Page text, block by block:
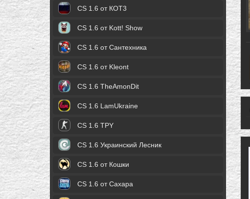
CS 1.6 от КОТ3
CS 1.6 от Kott! Show
CS 1.6 от Сантехника
CS 1.6 от Kleont
CS 1.6 TheAmonDit
CS 1.6 LamUkraine
CS 1.6 TPY
CS 1.6 Украинский Лесник
CS 1.6 от Кошки
CS 1.6 от Сахара